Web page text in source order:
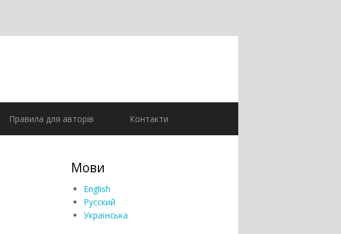
Правила для авторів Контакти
Мови
English
Русский
Українська